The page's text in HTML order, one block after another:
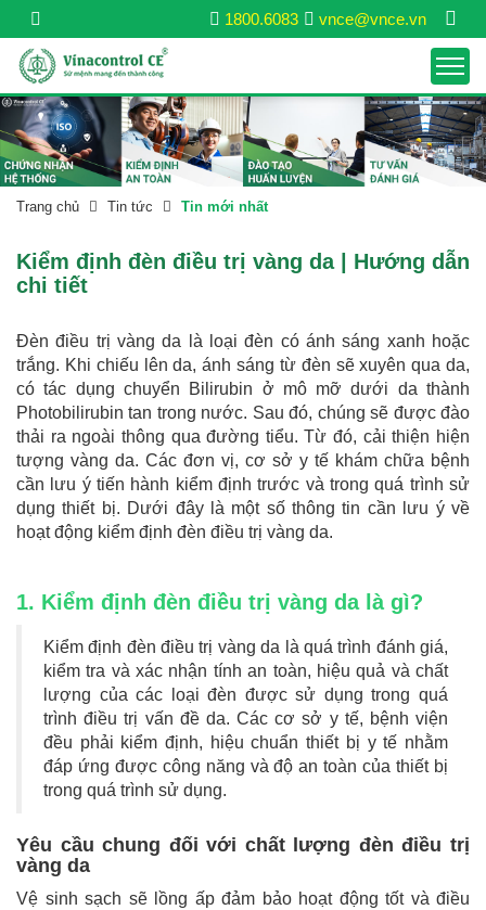
vnce@vnce.vn
1800.6083
Trang chủ Tin tức Tin mới nhất
Kiểm định đèn điều trị vàng da | Hướng dẫn
chi tiết
Đèn điều trị vàng da là loại đèn có ánh sáng xanh hoặc
trắng. Khi chiếu lên da, ánh sáng từ đèn sẽ xuyên qua da,
có tác dụng chuyển Bilirubin ở mô mỡ dưới da thành
Photobilirubin tan trong nước. Sau đó, chúng sẽ được đào
thải ra ngoài thông qua đường tiểu. Từ đó, cải thiện hiện
tượng vàng da. Các đơn vị, cơ sở y tế khám chữa bệnh
cần lưu ý tiến hành kiểm định trước và trong quá trình sử
dụng thiết bị. Dưới đây là một số thông tin cần lưu ý về
hoạt động kiểm định đèn điều trị vàng da.
1. Kiểm định đèn điều trị vàng da là gì?
Kiểm định đèn điều trị vàng da là quá trình đánh giá,
kiểm tra và xác nhận tính an toàn, hiệu quả và chất
lượng của các loại đèn được sử dụng trong quá
trình điều trị vấn đề da. Các cơ sở y tế, bệnh viện
đều phải kiểm định, hiệu chuẩn thiết bị y tế nhằm
đáp ứng được công năng và độ an toàn của thiết bị
trong quá trình sử dụng.
Yêu cầu chung đối với chất lượng đèn điều trị
vàng da
Vệ sinh sạch sẽ lồng ấp đảm bảo hoạt động tốt và điều